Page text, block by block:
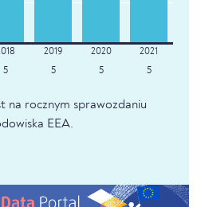
5 5 5 5
na rocznym sprawozdaniu
EEA.